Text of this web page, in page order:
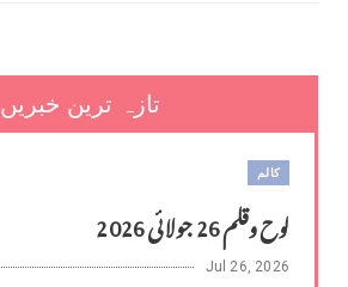
تازہ ترین خبریں
کالم
لوح وقلم 26 جولائی 2026
Jul 26, 2026